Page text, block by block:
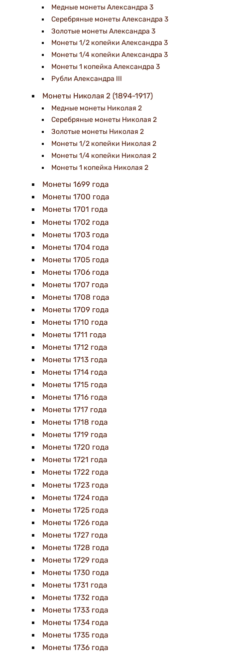
Медные монеты Александра 3
Серебряные монеты Александра 3
Золотые монеты Александра 3
Монеты 1/2 копейки Александра 3
Монеты 1/4 копейки Александра 3
Монеты 1 копейка Александра 3
Рубли Александра III
Монеты Николая 2 (1894-1917)
Медные монеты Николая 2
Серебряные монеты Николая 2
Золотые монеты Николая 2
Монеты 1/2 копейки Николая 2
Монеты 1/4 копейки Николая 2
Монеты 1 копейка Николая 2
Монеты 1699 года
Монеты 1700 года
Монеты 1701 года
Монеты 1702 года
Монеты 1703 года
Монеты 1704 года
Монеты 1705 года
Монеты 1706 года
Монеты 1707 года
Монеты 1708 года
Монеты 1709 года
Монеты 1710 года
Монеты 1711 года
Монеты 1712 года
Монеты 1713 года
Монеты 1714 года
Монеты 1715 года
Монеты 1716 года
Монеты 1717 года
Монеты 1718 года
Монеты 1719 года
Монеты 1720 года
Монеты 1721 года
Монеты 1722 года
Монеты 1723 года
Монеты 1724 года
Монеты 1725 года
Монеты 1726 года
Монеты 1727 года
Монеты 1728 года
Монеты 1729 года
Монеты 1730 года
Монеты 1731 года
Монеты 1732 года
Монеты 1733 года
Монеты 1734 года
Монеты 1735 года
Монеты 1736 года